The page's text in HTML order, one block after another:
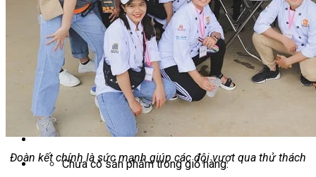
Tin Tức
HỌC BỔNG 2026
Học kỹ năng
Đào Tạo Nghề
Hoạt Động
Văn Hóa Ẩm Thực Việt Nam
Sự Kiện Hướng Nghiệp Á Âu
Siêu Thị ĐVP Market
Chưa có sản phẩm trong giỏ hàng.
Đoàn kết chính là sức mạnh giúp các đội vượt qua thử thách